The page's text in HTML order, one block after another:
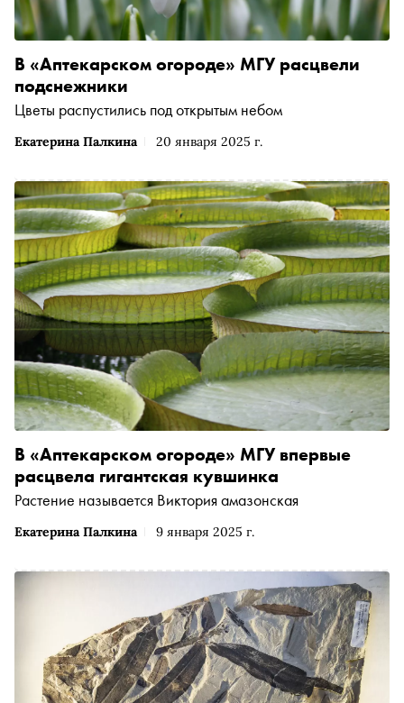
Екатерина Палкина 20 января 2025 г.
В «Аптекарском огороде» МГУ расцвели
подснежники
Цветы распустились под открытым небом
Екатерина Палкина 9 января 2025 г.
В «Аптекарском огороде» МГУ впервые
расцвела гигантская кувшинка
Растение называется Виктория амазонская